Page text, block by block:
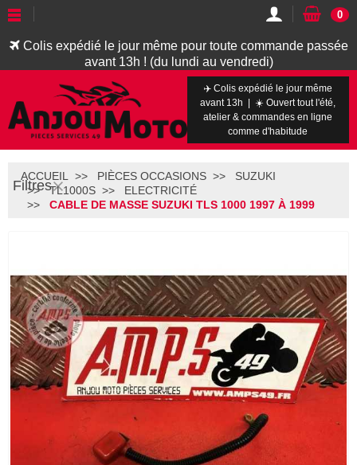
Colis expédié le jour même pour toute commande passée
avant 13h ! (du lundi au vendredi)
0
✈️ Colis expédié le jour même
avant 13h | ☀️ Ouvert tout l'été,
atelier & commandes en ligne
comme d'habitude
Filtres
ACCUEIL PIÈCES OCCASIONS
SUZUKI
TL1000S
ELECTRICITÉ
CABLE DE MASSE SUZUKI TLS 1000 1997 À 1999